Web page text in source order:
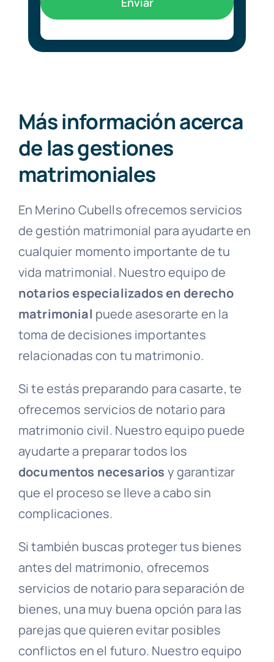
Más información acerca
de las gestiones
matrimoniales
En Merino Cubells ofrecemos servicios
de gestión matrimonial para ayudarte en
cualquier momento importante de tu
vida matrimonial. Nuestro equipo de
notarios especializados en derecho
matrimonial puede asesorarte en la
toma de decisiones importantes
relacionadas con tu matrimonio.
Si te estás preparando para casarte, te
ofrecemos servicios de notario para
matrimonio civil. Nuestro equipo puede
ayudarte a preparar todos los
documentos necesarios y garantizar
que el proceso se lleve a cabo sin
complicaciones.
Si también buscas proteger tus bienes
antes del matrimonio, ofrecemos
servicios de notario para separación de
bienes, una muy buena opción para las
parejas que quieren evitar posibles
conflictos en el futuro. Nuestro equipo